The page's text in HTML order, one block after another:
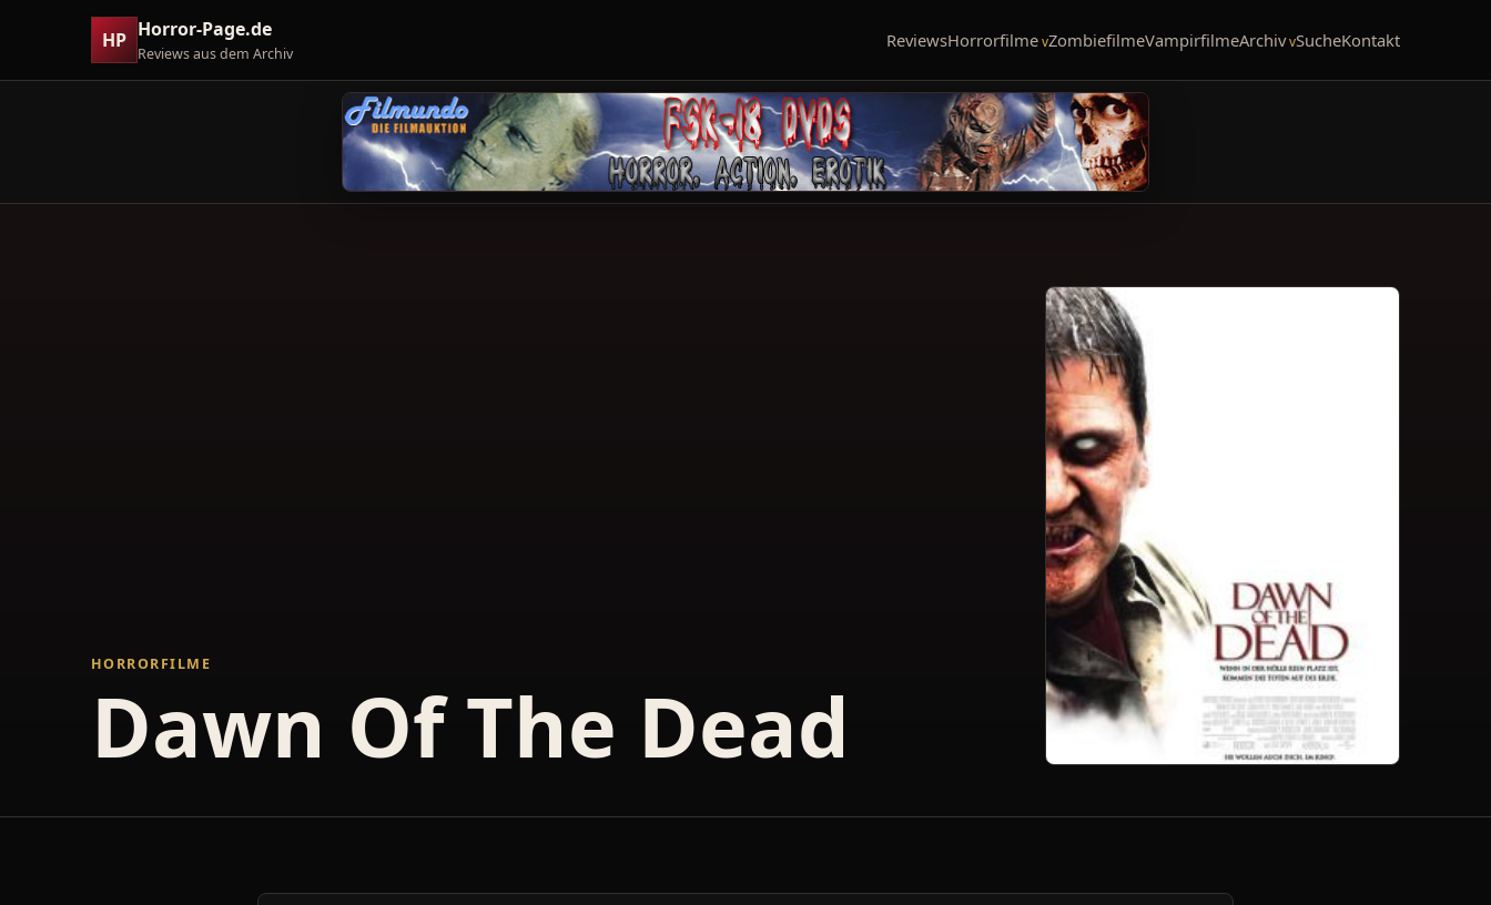
HP Horror-Page.de
Reviews aus dem Archiv
ReviewsHorrorfilme ZombiefilmeVampirfilmeArchiv SucheKontakt
HORRORFILME
Dawn Of The Dead